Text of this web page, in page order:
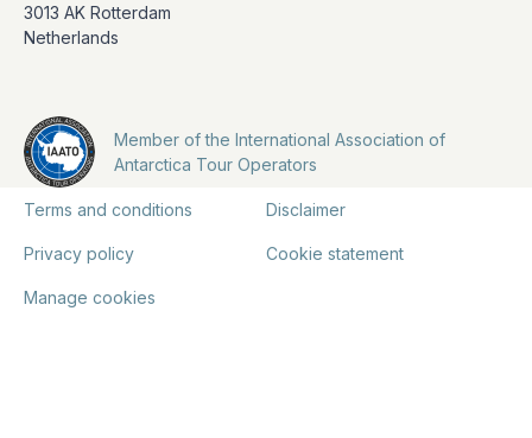
3013 AK Rotterdam
Netherlands
Member of the International Association of
Antarctica Tour Operators
Terms and conditions Disclaimer
Privacy policy Cookie statement
Manage cookies